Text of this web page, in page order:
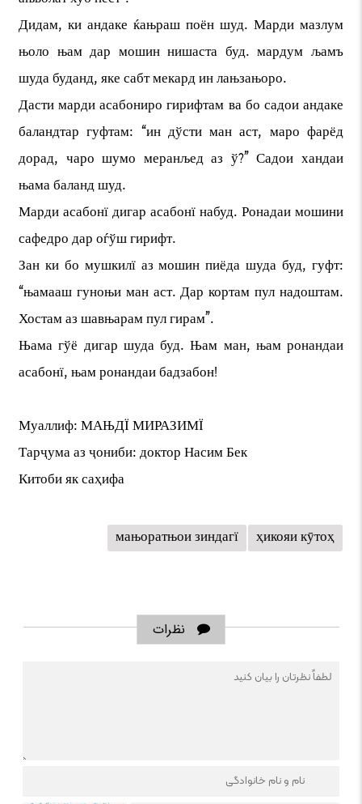
Дидам, ки андаке ќањраш поён шуд. Марди мазлум
њоло њам дар мошин нишаста буд. мардум љамъ
шуда буданд, яке сабт мекард ин лањзањоро.
Дасти марди асабониро гирифтам ва бо садои андаке
баландтар гуфтам: “ин дўсти ман аст, маро фарёд
дорад, чаро шумо меранљед аз ў?” Садои хандаи
њама баланд шуд.
Марди асабонї дигар асабонї набуд. Ронадаи мошини
сафедро дар оѓўш гирифт.
Зан ки бо мушкилї аз мошин пиёда шуда буд, гуфт:
“њамааш гуноњи ман аст. Дар кортам пул надоштам.
Хостам аз шавњарам пул гирам”.
Њама гўё дигар шуда буд. Њам ман, њам ронандаи
асабонї, њам ронандаи бадзабон!
Муаллиф: МАЊДЇ МИРАЗИМЇ
Тарҷума аз ҷониби: доктор Насим Бек
Китоби як саҳифа
ҳикояи кӯтоҳ
мањоратњои зиндагї
نظرات